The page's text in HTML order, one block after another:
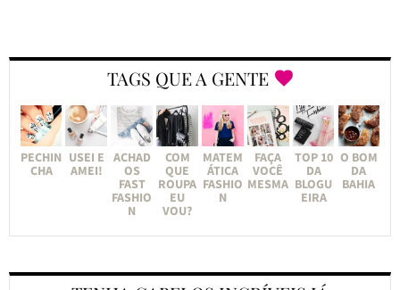
TAGS QUE A GENTE
PECHIN
CHA
USEI E
AMEI!
ACHAD
OS
FAST
FASHIO
N
COM
QUE
ROUPA
EU
VOU?
MATEM
ÁTICA
FASHIO
N
FAÇA
VOCÊ
MESMA
TOP 10
DA
BLOGU
EIRA
O BOM
DA
BAHIA